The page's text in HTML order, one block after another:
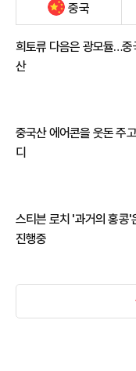
중국
희토류 다음은 광모듈…중
산
중국산 에어콘을 웃돈 주
디
스티븐 로치 '과거의 홍콩
진행중